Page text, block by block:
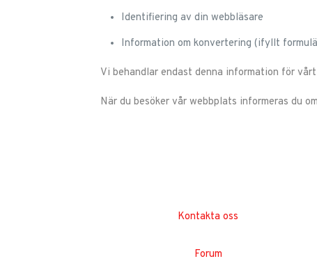
Identifiering av din webbläsare
Information om konvertering (ifyllt
Vi behandlar endast denna information för
När du besöker vår webbplats informeras du
Kontakta oss
Forum